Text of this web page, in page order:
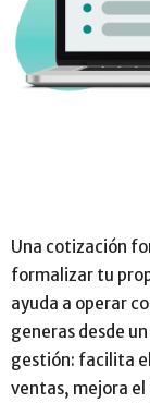
Una cotización
formalizar tu
ayuda a operar
generas desde
gestión: facilita
ventas, mejora